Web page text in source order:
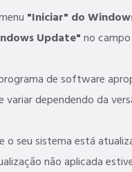
"Iniciar" do
Update"no
de software
variar dependendo da
o seu sistema está
não aplicada